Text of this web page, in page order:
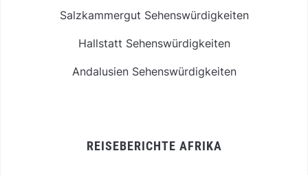
Salzkammergut Sehenswürdigkeiten
Hallstatt Sehenswürdigkeiten
Andalusien Sehenswürdigkeiten
REISEBERICHTE AFRIKA